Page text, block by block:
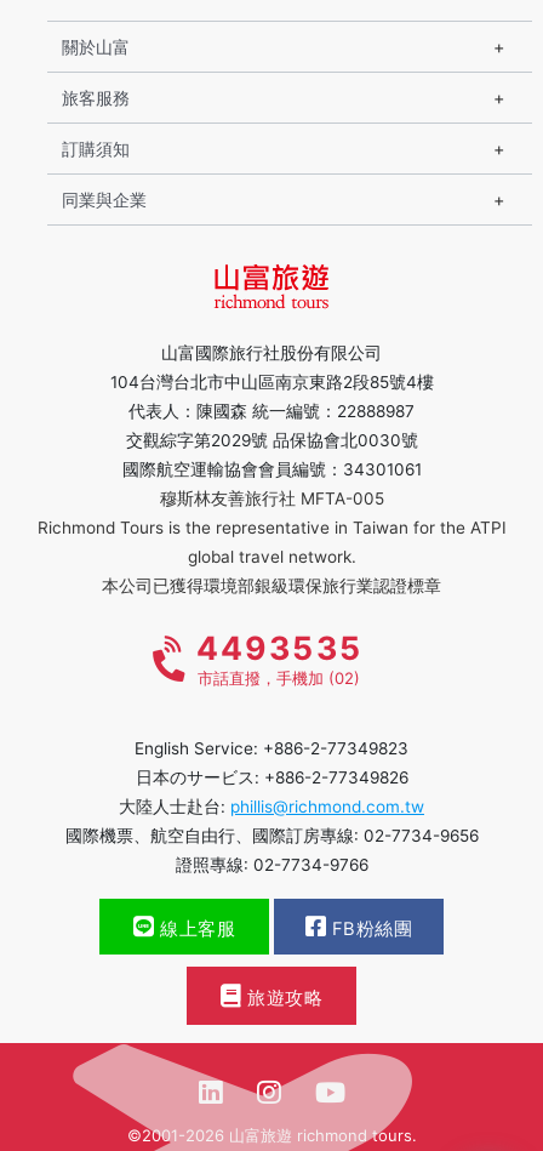
山富國際旅行社股份有限公司
104台灣台北市中山區南京東路2段85號4樓
代表人：陳國森 統一編號：22888987
交觀綜字第2029號 品保協會北0030號
國際航空運輸協會會員編號：34301061
穆斯林友善旅行社 MFTA-005
Richmond Tours is the representative in Taiwan for the ATPI
global travel network.
本公司已獲得環境部銀級環保旅行業認證標章
關於山富
旅客服務
訂購須知
同業與企業
4493535
市話直撥，手機加 (02)
English Service: +886-2-77349823
日本のサービス: +886-2-77349826
大陸人士赴台: phillis@richmond.com.tw
國際機票、航空自由行、國際訂房專線: 02-7734-9656
證照專線: 02-7734-9766
線上客服 FB粉絲團
旅遊攻略
©2001-2026 山富旅遊 richmond tours.